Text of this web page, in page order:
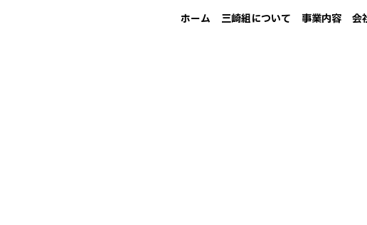
ホーム 三崎組について 事業内容 会